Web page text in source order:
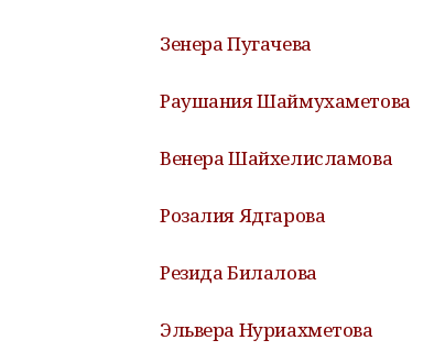
Зенера Пугачева
Раушания Шаймухаметова
Венера Шайхелисламова
Розалия Ядгарова
Резида Билалова
Эльвера Нуриахметова